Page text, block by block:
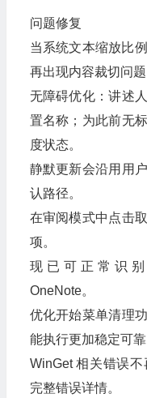
问题修复
当系统文本缩放比
再出现内容裁切问题
无障碍优化：讲述
置名称；为此前无
度状态。
静默更新会沿用用
认路径。
在审阅模式中点击
项。
现已可正常识
OneNote。
优化开始菜单清理
能执行更加稳定可靠
WinGet 相关错误
完整错误详情。